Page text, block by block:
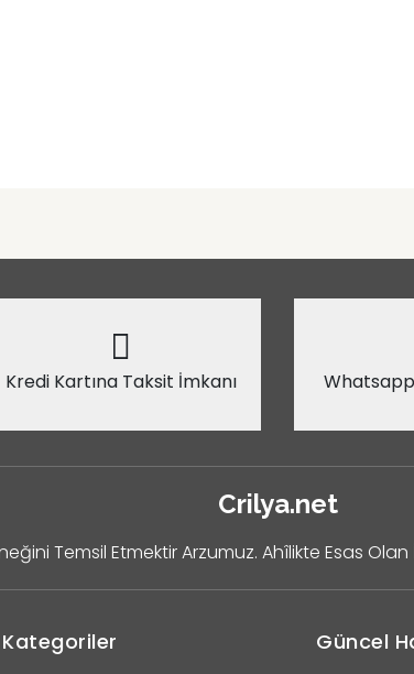
Kredi Kartına Taksit İmkanı
Crilya.net
Temsil Etmektir Arzumuz. Ahîlikte Esas
Kategoriler Güncel